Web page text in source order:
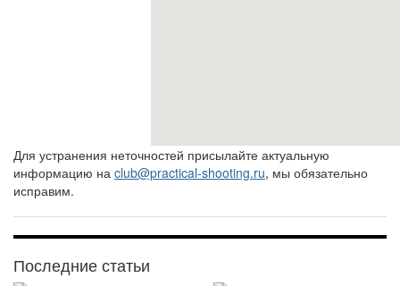
Для устранения неточностей присылайте актуальную
информацию на club@practical-shooting.ru, мы обязательно
исправим.
Последние статьи